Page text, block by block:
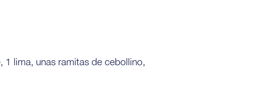
lima, unas ramitas de cebollino,